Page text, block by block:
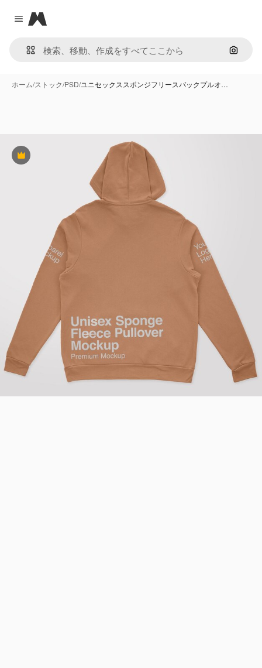
Close menu
Magnific
画像で
ホーム/ストック/PSD/ユニセックススポンジフリースバックプルオ…
Premium